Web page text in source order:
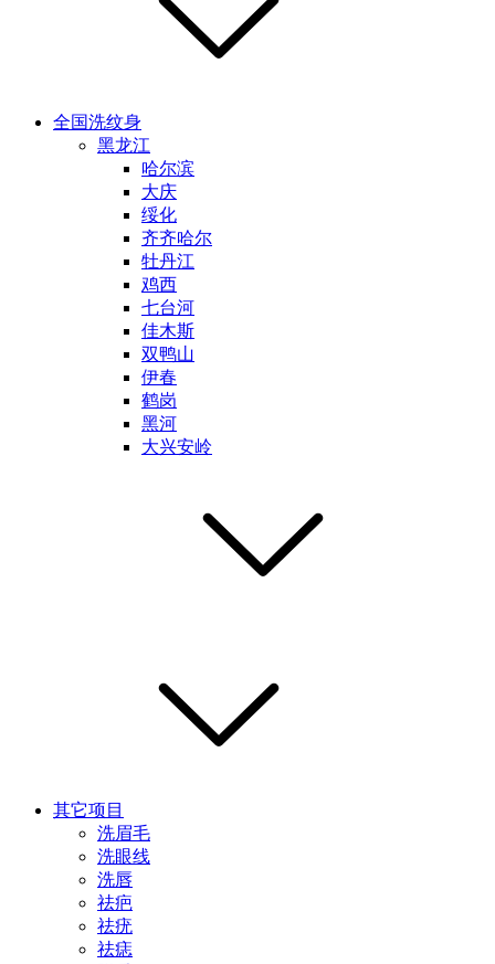
全国洗纹身
黑龙江
哈尔滨
大庆
绥化
齐齐哈尔
牡丹江
鸡西
七台河
佳木斯
双鸭山
伊春
鹤岗
黑河
大兴安岭
其它项目
洗眉毛
洗眼线
洗唇
祛疤
祛疣
祛痣